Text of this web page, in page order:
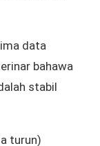
data
bahawa
stabil
turun)